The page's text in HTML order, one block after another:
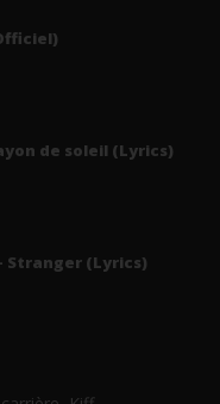
de soleil (Lyrics)
Stranger (Lyrics)